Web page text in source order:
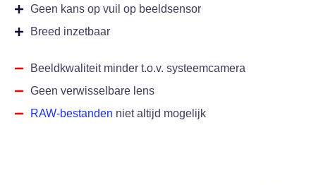
Geen kans op vuil op beeldsensor
Breed inzetbaar
Beeldkwaliteit minder t.o.v. systeemcamera
Geen verwisselbare lens
RAW-bestanden niet altijd mogelijk